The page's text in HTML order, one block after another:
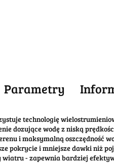
Parametry
technologię
dozujące wodę z niską
i maksymalną oszczędność
pokrycie i mniejsze dawki niż
wiatru - zapewnia bardziej